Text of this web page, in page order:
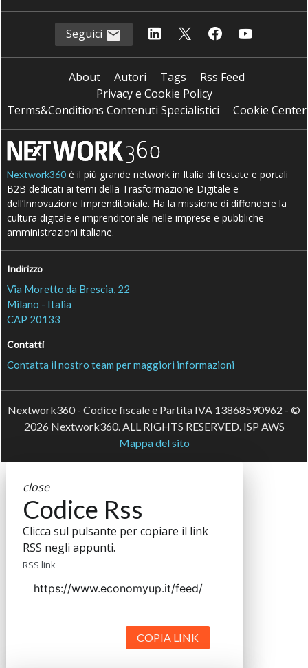
Seguici
About Autori Tags
Rss Feed
Privacy e Cookie Policy
Terms&Conditions Contenuti Specialistici
Cookie Center
Nextwork360 è il più grande network in Italia di testate e portali
B2B dedicati ai temi della Trasformazione Digitale e
dell’Innovazione Imprenditoriale. Ha la missione di diffondere la
cultura digitale e imprenditoriale nelle imprese e pubbliche
amministrazioni italiane.
Indirizzo
Via Moretto da Brescia, 22
Milano - Italia
CAP 20133
Contatti
Contatta il nostro team per maggiori informazioni
Nextwork360 - Codice fiscale e Partita IVA 13868590962 - ©
2026 Nextwork360. ALL RIGHTS RESERVED. ISP AWS
Mappa del sito
close
Codice Rss
Clicca sul pulsante per copiare il link
RSS negli appunti.
RSS link
COPIA LINK